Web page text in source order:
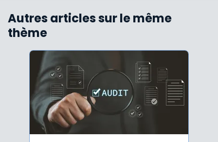
Autres articles sur le même
thème